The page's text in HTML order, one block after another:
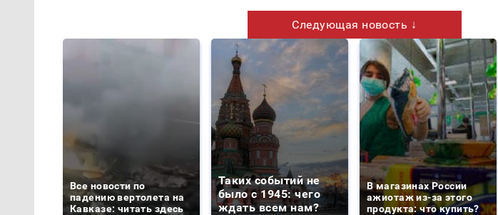
Следующая новость ↓
Все новости по
падению вертолета на
Кавказе: читать здесь
Таких событий не
было с 1945: чего
ждать всем нам?
В магазинах России
ажиотаж из-за этого
продукта: что купить?